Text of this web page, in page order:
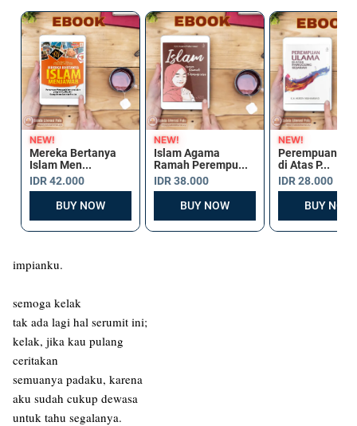
impianku.
semoga kelak
tak ada lagi hal serumit ini;
kelak, jika kau pulang
ceritakan
semuanya padaku, karena
aku sudah cukup dewasa
untuk tahu segalanya.